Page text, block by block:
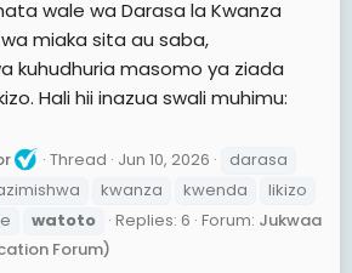
wale wa Darasa la Kwanza
miaka sita au saba,
kuhudhuria masomo ya ziada
Hali hii inazua swali muhimu:
Thread Jun 10, 2026
darasa
kwanza kwenda
likizo
watoto Replies: 6 Forum: Jukwaa
Forum)